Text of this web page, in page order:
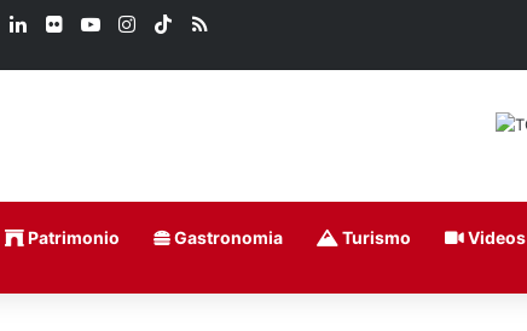
LinkedIn
Flickr YouTubeInstagram
TikTokRSS
Patrimonio Gastronomia Turismo Videos